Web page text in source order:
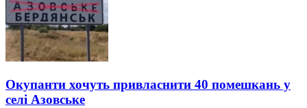
Окупанти хочуть привласнити 40 помешкань у
селі Азовське